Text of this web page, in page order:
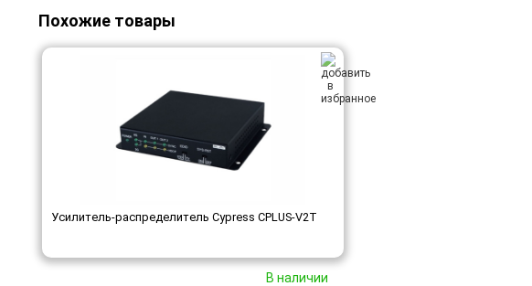
Похожие товары
Усилитель-распределитель Cypress CPLUS-V2T
В наличии